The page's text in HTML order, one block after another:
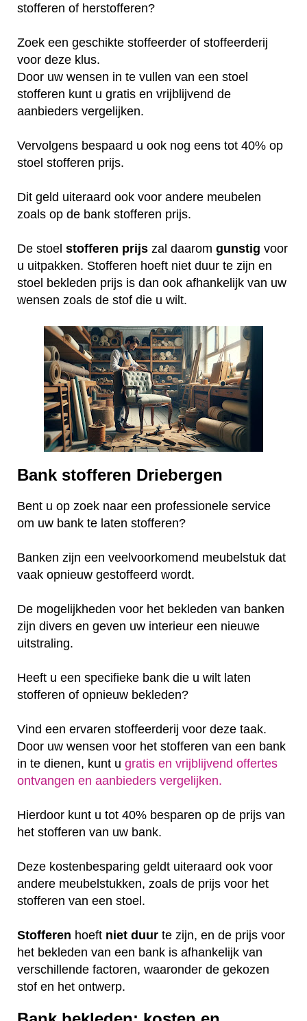
stofferen of herstofferen?
Zoek een geschikte stoffeerder of stoffeerderij
voor deze klus.
Door uw wensen in te vullen van een stoel
stofferen kunt u gratis en vrijblijvend de
aanbieders vergelijken.
Vervolgens bespaard u ook nog eens tot 40% op
stoel stofferen prijs.
Dit geld uiteraard ook voor andere meubelen
zoals op de bank stofferen prijs.
De stoel stofferen prijs zal daarom gunstig voor
u uitpakken. Stofferen hoeft niet duur te zijn en
stoel bekleden prijs is dan ook afhankelijk van uw
wensen zoals de stof die u wilt.
Bank stofferen Driebergen
Bent u op zoek naar een professionele service
om uw bank te laten stofferen?
Banken zijn een veelvoorkomend meubelstuk dat
vaak opnieuw gestoffeerd wordt.
De mogelijkheden voor het bekleden van banken
zijn divers en geven uw interieur een nieuwe
uitstraling.
Heeft u een specifieke bank die u wilt laten
stofferen of opnieuw bekleden?
Vind een ervaren stoffeerderij voor deze taak.
Door uw wensen voor het stofferen van een bank
in te dienen, kunt u gratis en vrijblijvend offertes
ontvangen en aanbieders vergelijken.
Hierdoor kunt u tot 40% besparen op de prijs van
het stofferen van uw bank.
Deze kostenbesparing geldt uiteraard ook voor
andere meubelstukken, zoals de prijs voor het
stofferen van een stoel.
Stofferen hoeft niet duur te zijn, en de prijs voor
het bekleden van een bank is afhankelijk van
verschillende factoren, waaronder de gekozen
stof en het ontwerp.